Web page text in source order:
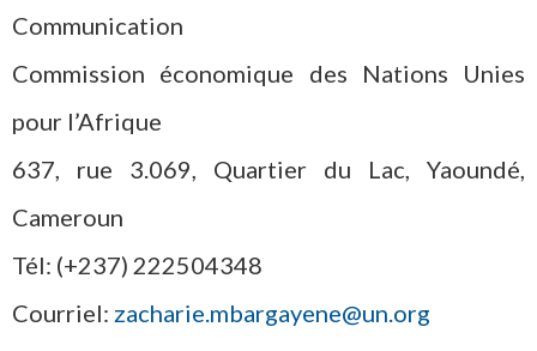
Communication
Commission économique des Nations Unies
pour l’Afrique
637, rue 3.069, Quartier du Lac, Yaoundé,
Cameroun
Tél: (+237) 222504348
Courriel: zacharie.mbargayene@un.org